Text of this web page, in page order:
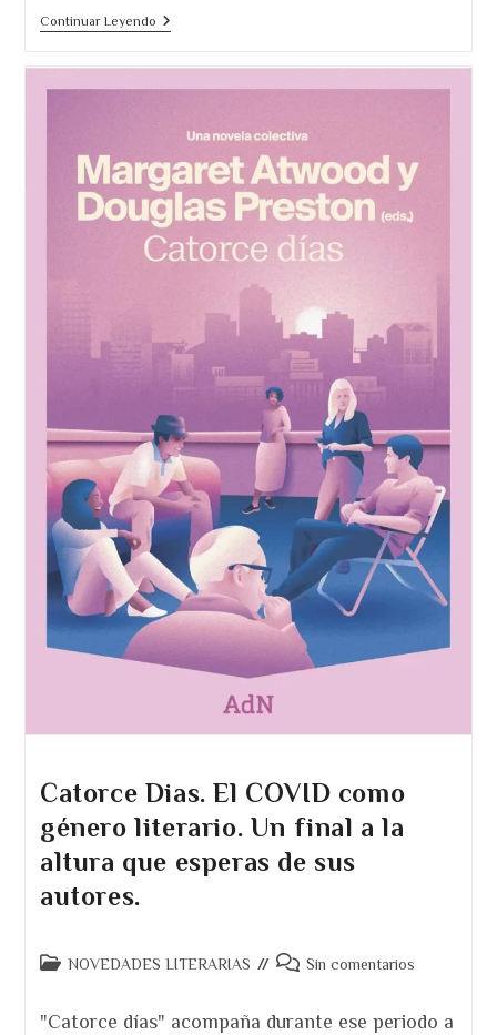
Continuar Leyendo¿Cuáles
Libros
Grisham?
Catorce Dias. El COVID como
género literario. Un final a la
altura que esperas de sus
autores.
Categoría
NOVEDADES LITERARIAS
Comentarios
Sin comentarios
"Catorce días" acompaña durante ese periodo a